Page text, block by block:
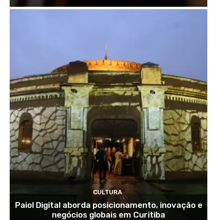
CULTURA
Paiol Digital aborda posicionamento, inovação e
negócios globais em Curitiba